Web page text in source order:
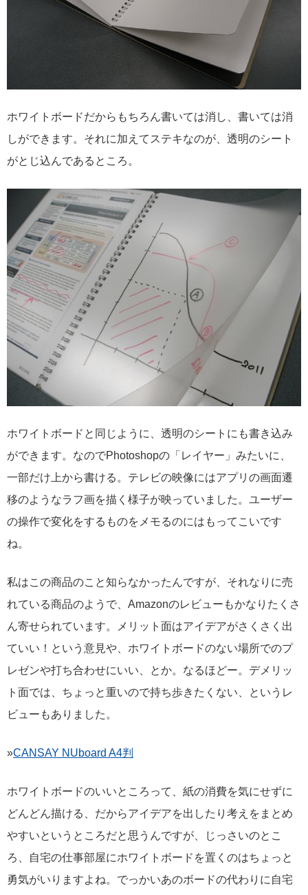
ホワイトボードだからもちろん書いては消し、書いては消
しができます。それに加えてステキなのが、透明のシート
がとじ込んであるところ。
ホワイトボードと同じように、透明のシートにも書き込み
ができます。なのでPhotoshopの「レイヤー」みたいに、
一部だけ上から書ける。テレビの映像にはアプリの画面遷
移のようなラフ画を描く様子が映っていました。ユーザー
の操作で変化をするものをメモるのにはもってこいです
ね。
私はこの商品のこと知らなかったんですが、それなりに売
れている商品のようで、Amazonのレビューもかなりたくさ
ん寄せられています。メリット面はアイデアがさくさく出
ていい！という意見や、ホワイトボードのない場所でのプ
レゼンや打ち合わせにいい、とか。なるほどー。デメリッ
ト面では、ちょっと重いので持ち歩きたくない、というレ
ビューもありました。
»CANSAY NUboard A4判
ホワイトボードのいいところって、紙の消費を気にせずに
どんどん描ける、だからアイデアを出したり考えをまとめ
やすいというところだと思うんですが、じっさいのとこ
ろ、自宅の仕事部屋にホワイトボードを置くのはちょっと
勇気がいりますよね。でっかいあのボードの代わりに自宅